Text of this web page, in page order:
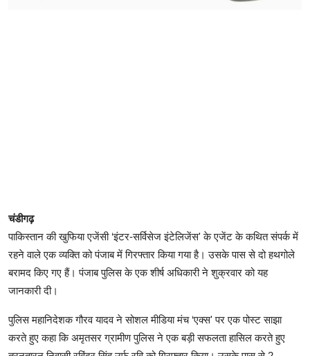
चंडीगढ़
पाकिस्तान की खुफिया एजेंसी ‘इंटर-सर्विसेज इंटेलिजेंस' के एजेंट के कथित संपर्क में
रहने वाले एक व्यक्ति को पंजाब में गिरफ्तार किया गया है। उसके पास से दो हथगोले
बरामद किए गए हैं। पंजाब पुलिस के एक शीर्ष अधिकारी ने शुक्रवार को यह
जानकारी दी।
पुलिस महानिदेशक गौरव यादव ने सोशल मीडिया मंच ‘एक्स' पर एक पोस्ट साझा
करते हुए कहा कि अमृतसर ग्रामीण पुलिस ने एक बड़ी सफलता हासिल करते हुए